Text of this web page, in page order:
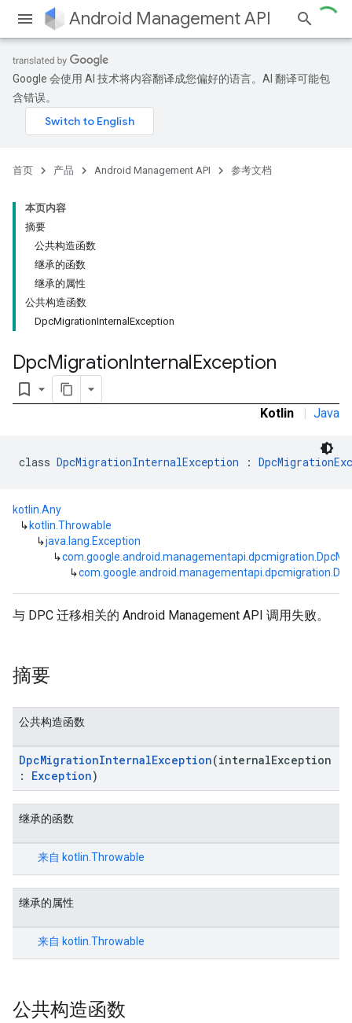
Android Management API
Google 会使用 AI 技术将内容翻译成您偏好的语言。AI 翻译可能包
含错误。
首页 产品 Android Management API 参考文档
本页内容
摘要
公共构造函数
继承的函数
继承的属性
公共构造函数
DpcMigrationInternalException
DpcMigrationInternalException
bookmark_border
Kotlin | Java
class DpcMigrationInternalException :
kotlin.Any
↳ kotlin.Throwable
↳java.lang.Exception
↳
↳
与 DPC 迁移相关的 Android Management API 调用失败。
摘要
公共构造函数
DpcMigrationInternalException(internalException
: Exception)
继承的函数
来自 kotlin.Throwable
继承的属性
来自 kotlin.Throwable
公共构造函数